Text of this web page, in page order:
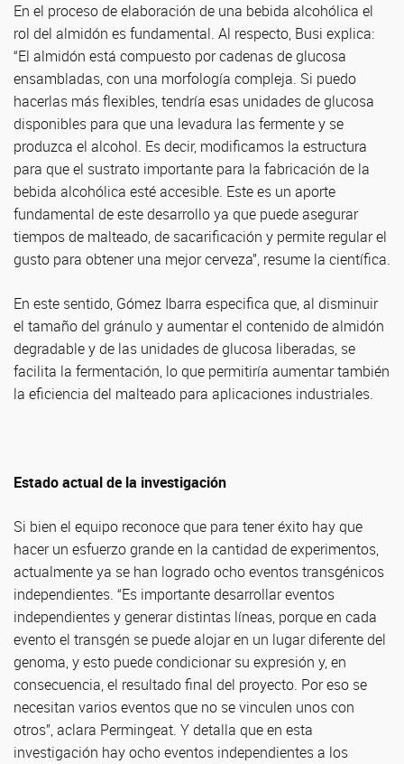
En el proceso de elaboración de una bebida alcohólica el
rol del almidón es fundamental. Al respecto, Busi explica:
“El almidón está compuesto por cadenas de glucosa
ensambladas, con una morfología compleja. Si puedo
hacerlas más flexibles, tendría esas unidades de glucosa
disponibles para que una levadura las fermente y se
produzca el alcohol. Es decir, modificamos la estructura
para que el sustrato importante para la fabricación de la
bebida alcohólica esté accesible. Este es un aporte
fundamental de este desarrollo ya que puede asegurar
tiempos de malteado, de sacarificación y permite regular el
gusto para obtener una mejor cerveza”, resume la científica.
En este sentido, Gómez Ibarra especifica que, al disminuir
el tamaño del gránulo y aumentar el contenido de almidón
degradable y de las unidades de glucosa liberadas, se
facilita la fermentación, lo que permitiría aumentar también
la eficiencia del malteado para aplicaciones industriales.
Estado actual de la investigación
Si bien el equipo reconoce que para tener éxito hay que
hacer un esfuerzo grande en la cantidad de experimentos,
actualmente ya se han logrado ocho eventos transgénicos
independientes. “Es importante desarrollar eventos
independientes y generar distintas líneas, porque en cada
evento el transgén se puede alojar en un lugar diferente del
genoma, y esto puede condicionar su expresión y, en
consecuencia, el resultado final del proyecto. Por eso se
necesitan varios eventos que no se vinculen unos con
otros”, aclara Permingeat. Y detalla que en esta
investigación hay ocho eventos independientes a los